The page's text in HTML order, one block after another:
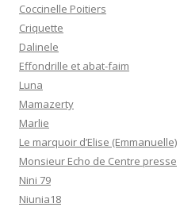
Coccinelle Poitiers
Criquette
Dalinele
Effondrille et abat-faim
Luna
Mamazerty
Marlie
Le marquoir d’Elise (Emmanuelle)
Monsieur Echo de Centre presse
Nini 79
Niunia18